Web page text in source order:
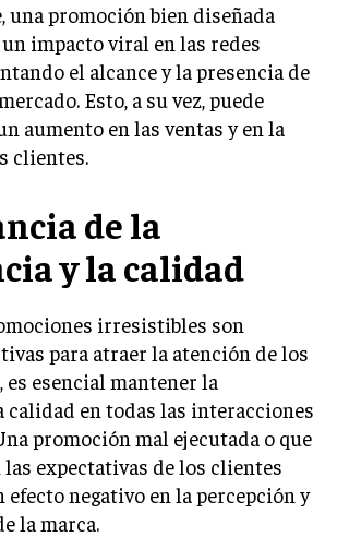
Y EXPORTACIÓN
ESTRATÉGICAS
Y MEDIO AMBIENTE
DIGITAL
EMPRESARIAL Y BUSINESS
EMPRESARIAL
FAMILIARES Y SUCESIÓN
RIESGO EMPRESARIAL
Y RESOLUCIÓN DE CONFLICTOS
Y REGULACIONES
una promoción bien diseñada
impacto viral en las redes
el alcance y la presencia de
Esto, a su vez, puede
aumento en las ventas y en la
clientes.
de la
y la calidad
irresistibles son
para atraer la atención de los
esencial mantener la
calidad en todas las interacciones
promoción mal ejecutada o que
expectativas de los clientes
efecto negativo en la percepción y
la marca.